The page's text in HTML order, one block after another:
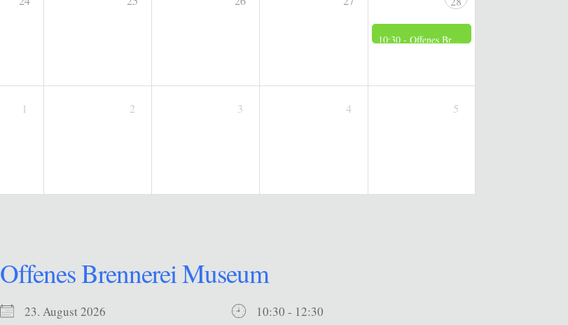
10:30 - Offenes Brennerei Museum
1 2 3 4 5
Offenes Brennerei Museum
23. August 2026
10:30 - 12:30